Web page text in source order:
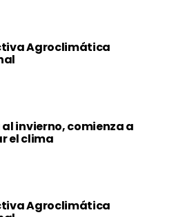
Agroclimática
al invierno, comienza a
el clima
Agroclimática